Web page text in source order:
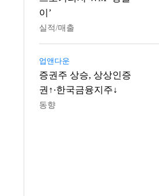
이’
실적/매출
업앤다운
증권주 상승, 상상인증
권↑·한국금융지주↓
동향